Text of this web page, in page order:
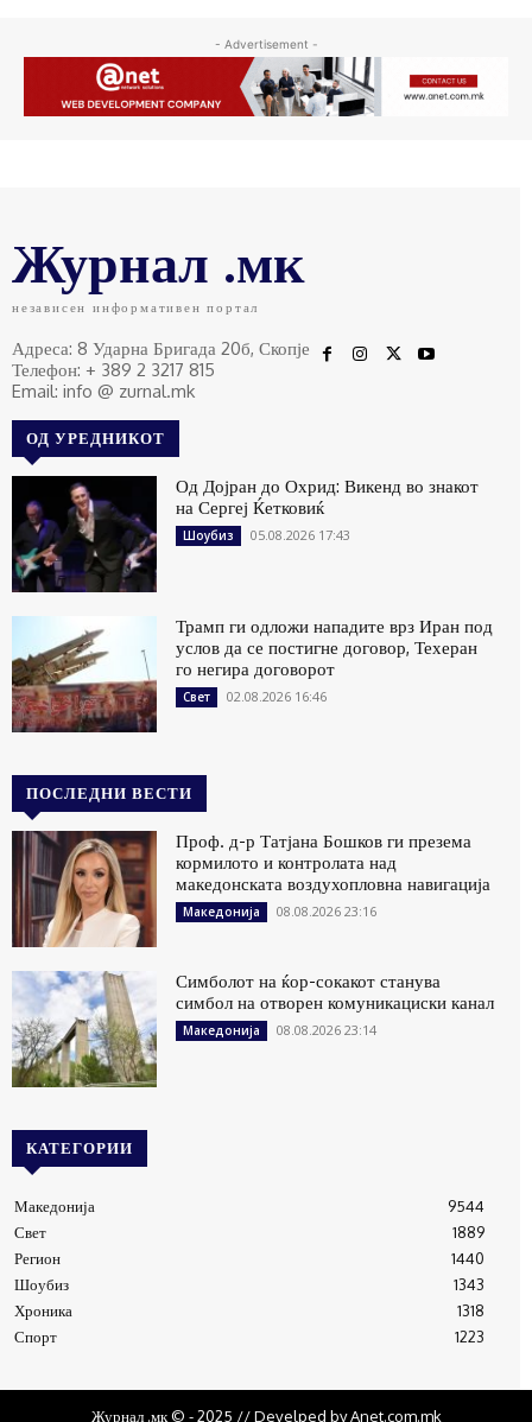
- Advertisement -
Журнал .мк
независен информативен портал
Адреса: 8 Ударна Бригада 20б, Скопје
Телефон: + 389 2 3217 815
Email: info @ zurnal.mk
ОД УРЕДНИКОТ
Од Дојран до Охрид: Викенд во знакот
на Сергеј Ќетковиќ
Шоубиз 05.08.2026 17:43
Трамп ги одложи нападите врз Иран под
услов да се постигне договор, Техеран
го негира договорот
Свет 02.08.2026 16:46
ПОСЛЕДНИ ВЕСТИ
Проф. д-р Татјана Бошков ги презема
кормилото и контролата над
македонската воздухопловна навигација
Македонија 08.08.2026 23:16
Симболот на ќор-сокакот станува
симбол на отворен комуникациски канал
Македонија 08.08.2026 23:14
КАТЕГОРИИ
Македонија
9544
Свет
1889
Регион
1440
Шоубиз
1343
Хроника
1318
Спорт
1223
Журнал .мк © - 2025 // Develped by Anet.com.mk